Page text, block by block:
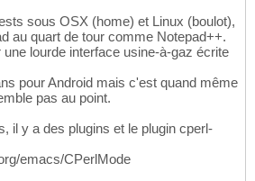
sous OSX (home) et Linux (boulot),
au quart de tour comme Notepad++.
lourde interface usine-à-gaz écrite
pour Android mais c'est quand même
pas au point.
il y a des plugins et le plugin cperl-
emacs/CPerlMode